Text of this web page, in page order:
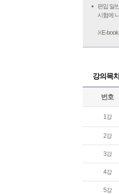
편입 일
시험에
※E-book
강의목
번호
1강
2강
3강
4강
5강